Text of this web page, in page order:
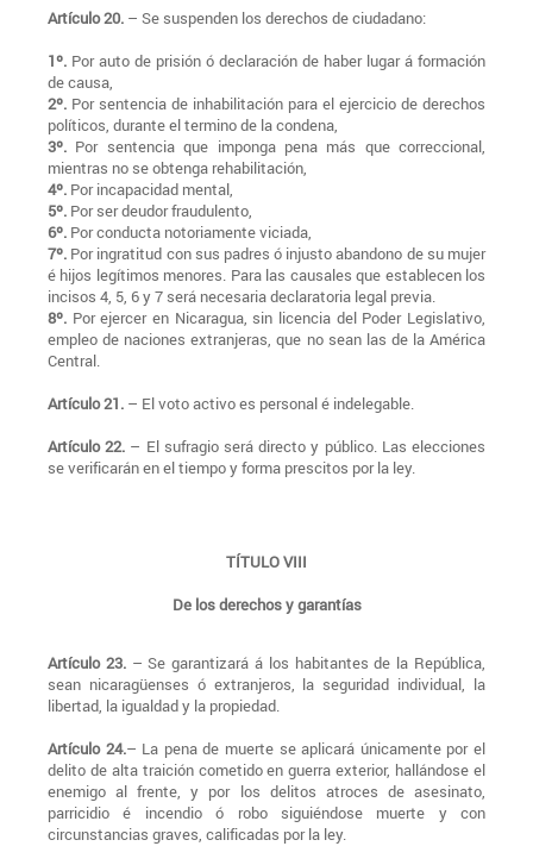
Artículo 20. – Se suspenden los derechos de ciudadano:
1º. Por auto de prisión ó declaración de haber lugar á formación
de causa,
2º. Por sentencia de inhabilitación para el ejercicio de derechos
políticos, durante el termino de la condena,
3º. Por sentencia que imponga pena más que correccional,
mientras no se obtenga rehabilitación,
4º. Por incapacidad mental,
5º. Por ser deudor fraudulento,
6º. Por conducta notoriamente viciada,
7º. Por ingratitud con sus padres ó injusto abandono de su mujer
é hijos legítimos menores. Para las causales que establecen los
incisos 4, 5, 6 y 7 será necesaria declaratoria legal previa.
8º. Por ejercer en Nicaragua, sin licencia del Poder Legislativo,
empleo de naciones extranjeras, que no sean las de la América
Central.
Artículo 21. – El voto activo es personal é indelegable.
Artículo 22. – El sufragio será directo y público. Las elecciones
se verificarán en el tiempo y forma prescitos por la ley.
TÍTULO VIII
De los derechos y garantías
Artículo 23.– Se garantizará á los habitantes de la República,
sean nicaragüenses ó extranjeros, la seguridad individual, la
libertad, la igualdad y la propiedad.
Artículo 24.– La pena de muerte se aplicará únicamente por el
delito de alta traición cometido en guerra exterior, hallándose el
enemigo al frente, y por los delitos atroces de asesinato,
parricidio é incendio ó robo siguiéndose muerte y con
circunstancias graves, calificadas por la ley.